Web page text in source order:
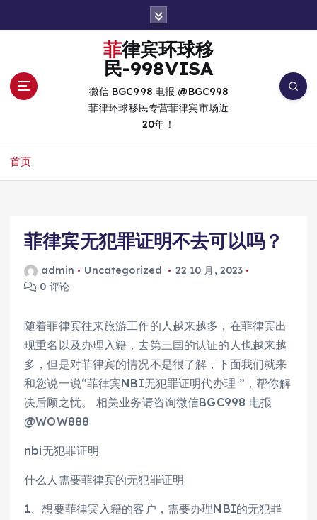
菲律宾环球移
民-998VISA
微信 BGC998 电报 @BGC998
菲律环球移民专营菲律宾市场近
20年！
首页
菲律宾无犯罪证明不去可以吗？
admin Uncategorized
22 10 月, 2023
0 评论
随着菲律宾往来旅游工作的人越来越多，在菲律宾出
现重名以及办理入籍，去第三国的认证的人也越来越
多，但是对菲律宾的情况不是很了解，下面我们就来
和您说一说“菲律宾NBI无犯罪证明代办理 ”，帮你解
决后顾之忧。 相关业务请咨询微信BGC998 电报
@WOW888
nbi无犯罪证明
什么人需要菲律宾的无犯罪证明
1、想要菲律宾入籍的客户，需要办理NBI的无犯罪